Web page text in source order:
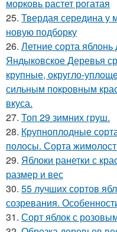
морковь растет рогатая
25. Твердая середина у
новую подборку
26. Летние сорта яблонь
Яндыковское Деревья
крупные, округло-
сильным покровным
вкуса.
27. Топ 29 зимних груш.
28. Крупноплодные
полосы. Сорта
29. Яблоки ранетки с
размер и вес
30. 55 лучших сортов
созревания.
31. Сорт яблок с